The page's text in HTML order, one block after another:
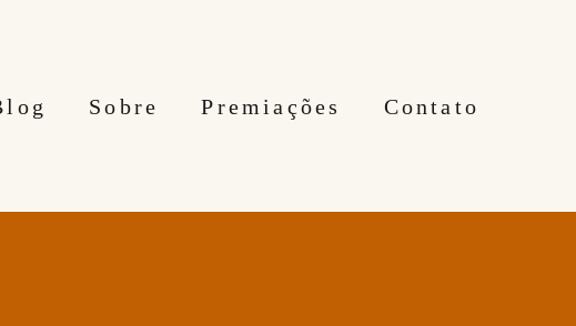
Sobre Premiações Contato